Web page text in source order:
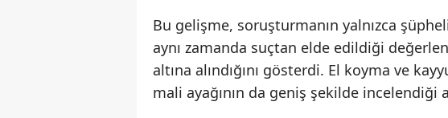
Bu gelişme, soruşturmanın yalnızca
aynı zamanda suçtan elde edildiği
altına alındığını gösterdi. El koyma ve
mali ayağının da geniş şekilde incelendiği